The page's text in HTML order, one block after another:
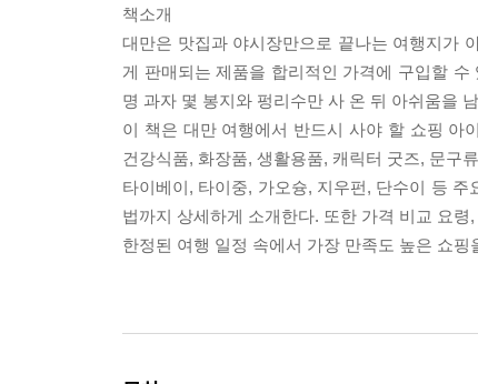
책소개
대만은 맛집과 야시장만으로 끝나는 여행지가
게 판매되는 제품을 합리적인 가격에 구입할
명 과자 몇 봉지와 펑리수만 사 온 뒤 아쉬움을
이 책은 대만 여행에서 반드시 사야 할 쇼핑 아
건강식품, 화장품, 생활용품, 캐릭터 굿즈, 문구
타이베이, 타이중, 가오슝, 지우펀, 단수이 등
법까지 상세하게 소개한다. 또한 가격 비교 요
한정된 여행 일정 속에서 가장 만족도 높은 쇼